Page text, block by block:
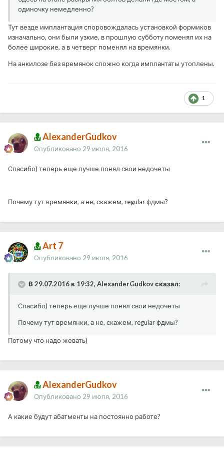
одиночку немедленно?
Тут везде имплантация споровождалась установкой формиков
изначально, они были узкие, в прошлую субботу поменял их на
более широкие, а в четверг поменял на времянки.
На анкилозе без времянок сложно когда имплантаты утоплены.
1
AlexanderGudkov
Опубликовано 29 июля, 2016
Спасибо) теперь еще лучше понял свои недочеты
Почему тут времянки, а не, скажем, regular фдмы?
Art 7
Опубликовано 29 июля, 2016
В 29.07.2016 в 19:32, AlexanderGudkov сказал:
Спасибо) теперь еще лучше понял свои недочеты
Почему тут времянки, а не, скажем, regular фдмы?
Потому что надо жевать)
AlexanderGudkov
Опубликовано 29 июля, 2016
А какие будут абатменты на постоянно работе?